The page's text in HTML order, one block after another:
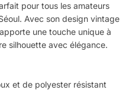
pour tous les amateurs
Avec son design vintage
une touche unique à
silhouette avec élégance.
et de polyester résistant